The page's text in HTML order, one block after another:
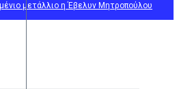
μετάλλιο η Έβελυν Μητροπούλου